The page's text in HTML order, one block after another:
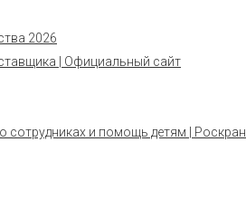
2026
| Официальный сайт
сотрудниках и помощь детям | Роскран